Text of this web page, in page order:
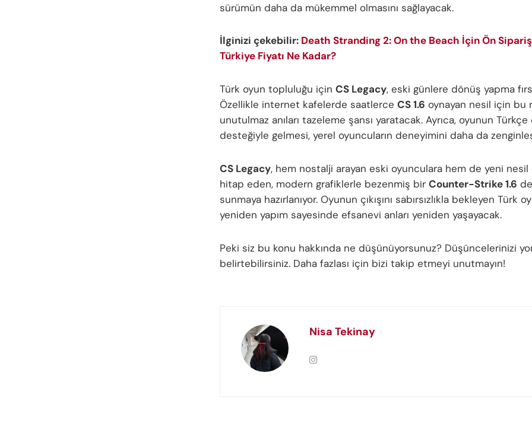
sürümün daha da mükemmel olmasını sağlayacak.
İlginizi çekebilir: Death Stranding 2: On the Beach İçin Ön
Türkiye Fiyatı Ne Kadar?
Türk oyun topluluğu için CS Legacy, eski günlere dönüş yapma
Özellikle internet kafelerde saatlerce CS 1.6 oynayan nesil için bu
unutulmaz anıları tazeleme şansı yaratacak. Ayrıca, oyunun Türkçe
desteğiyle gelmesi, yerel oyuncuların deneyimini daha da
CS Legacy, hem nostalji arayan eski oyunculara hem de yeni nesil
hitap eden, modern grafiklerle bezenmiş bir Counter-Strike 1.6
sunmaya hazırlanıyor. Oyunun çıkışını sabırsızlıkla bekleyen Türk
yeniden yapım sayesinde efsanevi anları yeniden yaşayacak.
Peki siz bu konu hakkında ne düşünüyorsunuz? Düşüncelerinizi
belirtebilirsiniz. Daha fazlası için bizi takip etmeyi unutmayın!
Nisa Tekinay